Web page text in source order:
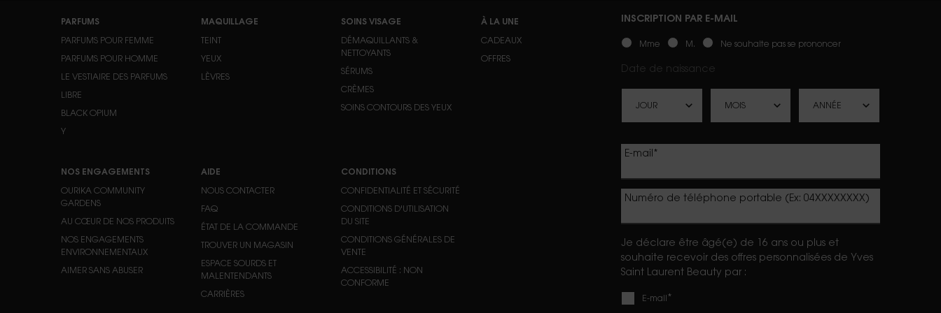
PARFUMS
PARFUMS POUR FEMME
PARFUMS POUR HOMME
LE VESTIAIRE DES PARFUMS
LIBRE
BLACK OPIUM
Y
MAQUILLAGE
TEINT
YEUX
LÈVRES
SOINS VISAGE
DÉMAQUILLANTS &
NETTOYANTS
SÉRUMS
CRÈMES
SOINS CONTOURS DES YEUX
À LA UNE
CADEAUX
OFFRES
NOS ENGAGEMENTS
OURIKA COMMUNITY
GARDENS
AU CŒUR DE NOS PRODUITS
NOS ENGAGEMENTS
ENVIRONNEMENTAUX
AIMER SANS ABUSER
AIDE
NOUS CONTACTER
FAQ
ÉTAT DE LA COMMANDE
TROUVER UN MAGASIN
ESPACE SOURDS ET
MALENTENDANTS
CARRIÈRES
CONDITIONS
CONFIDENTIALITÉ ET SÉCURITÉ
CONDITIONS D'UTILISATION
DU SITE
CONDITIONS GÉNÉRALES DE
VENTE
ACCESSIBILITÉ : NON
CONFORME
INSCRIPTION PAR E-MAIL
Mme
M. Ne souhaite pas se prononcer
Date de naissance
E-mail *
Numéro de téléphone portable (Ex: 04XXXXXXXX)
Je déclare être âgé(e) de 16 ans ou plus et
souhaite recevoir des offres personnalisées de Yves
Saint Laurent Beauty par :
E-mail *